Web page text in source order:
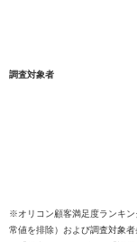
調査対象者
※オリコン顧客満足度ランキ
常値を排除）および調査対象